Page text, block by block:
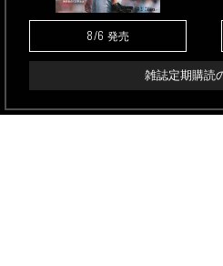
8/6 発売
雑誌定期購読